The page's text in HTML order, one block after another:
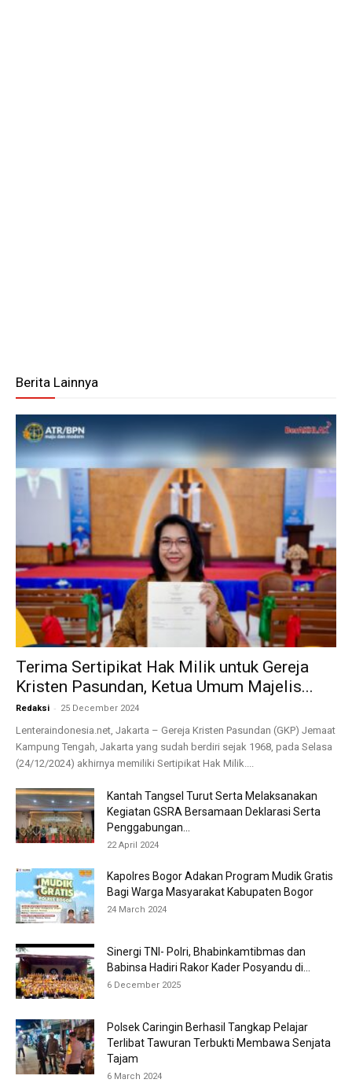
Berita Lainnya
Terima Sertipikat Hak Milik untuk Gereja
Kristen Pasundan, Ketua Umum Majelis...
Redaksi - 25 December 2024
Lenteraindonesia.net, Jakarta – Gereja Kristen Pasundan (GKP) Jemaat
Kampung Tengah, Jakarta yang sudah berdiri sejak 1968, pada Selasa
(24/12/2024) akhirnya memiliki Sertipikat Hak Milik....
Kantah Tangsel Turut Serta Melaksanakan
Kegiatan GSRA Bersamaan Deklarasi Serta
Penggabungan...
22 April 2024
Kapolres Bogor Adakan Program Mudik Gratis
Bagi Warga Masyarakat Kabupaten Bogor
24 March 2024
Sinergi TNI- Polri, Bhabinkamtibmas dan
Babinsa Hadiri Rakor Kader Posyandu di...
6 December 2025
Polsek Caringin Berhasil Tangkap Pelajar
Terlibat Tawuran Terbukti Membawa Senjata
Tajam
6 March 2024